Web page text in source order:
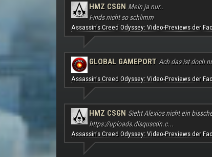
HMZ CSGN Mein ja nur..
Finds nicht so schlimm
Assassin's Creed Odyssey: Video-Previews der
GLOBAL GAMEPORT Ach das ist doch
Assassin's Creed Odyssey: Video-Previews der
HMZ CSGN Sieht Alexios nicht ein
https://uploads.disquscdn.c...
Assassin's Creed Odyssey: Video-Previews der